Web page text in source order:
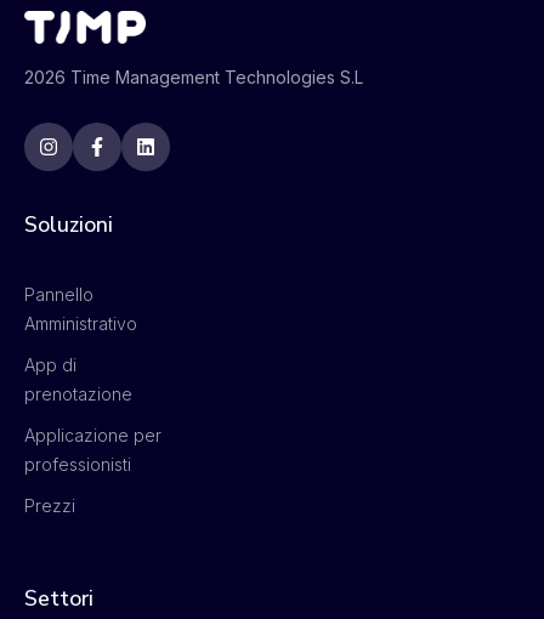
2026 Time Management Technologies S.L
Soluzioni
Pannello
Amministrativo
App di
prenotazione
Applicazione per
professionisti
Prezzi
Settori